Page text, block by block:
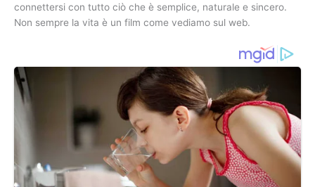
connettersi con tutto ciò che è semplice, naturale e sincero.
Non sempre la vita è un film come vediamo sul web.